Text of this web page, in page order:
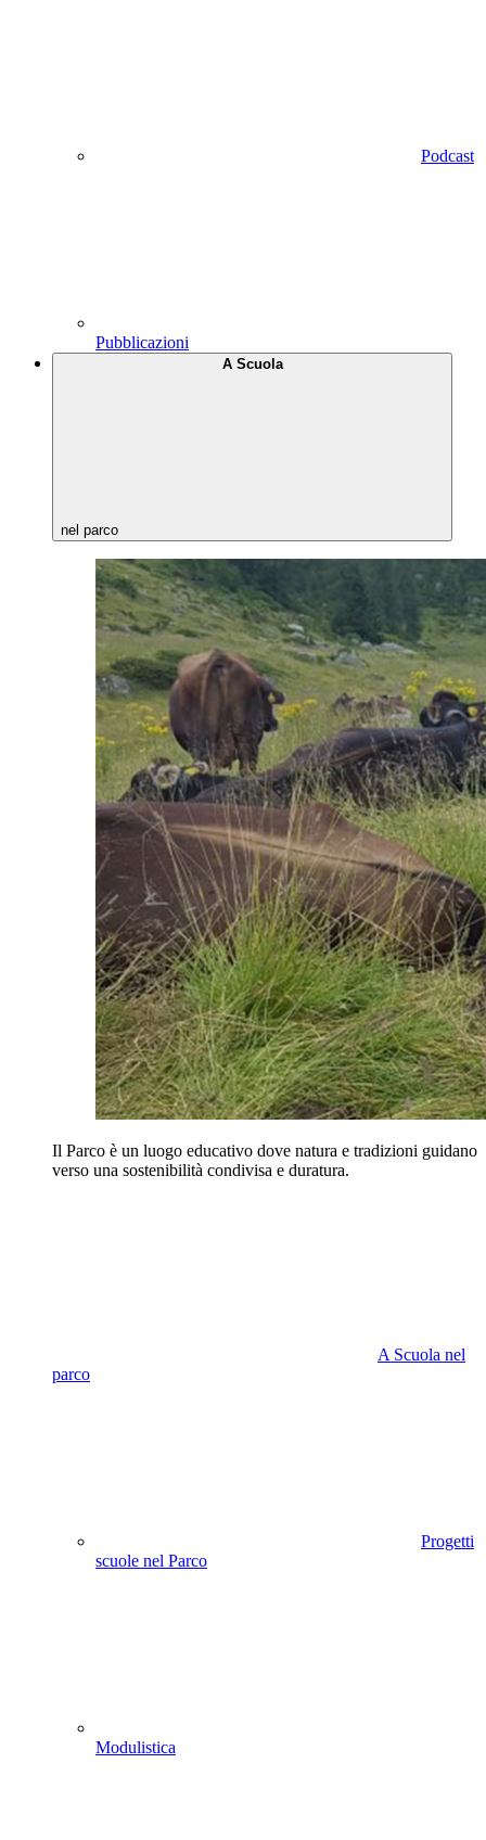
Podcast
Pubblicazioni
A Scuola
nel parco
Il Parco è un luogo educativo dove natura e tradizioni guidano
verso una sostenibilità condivisa e duratura.
A Scuola nel
parco
Progetti
scuole nel Parco
Modulistica